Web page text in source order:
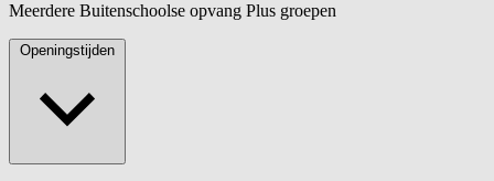
Meerdere Buitenschoolse opvang Plus groepen
Openingstijden